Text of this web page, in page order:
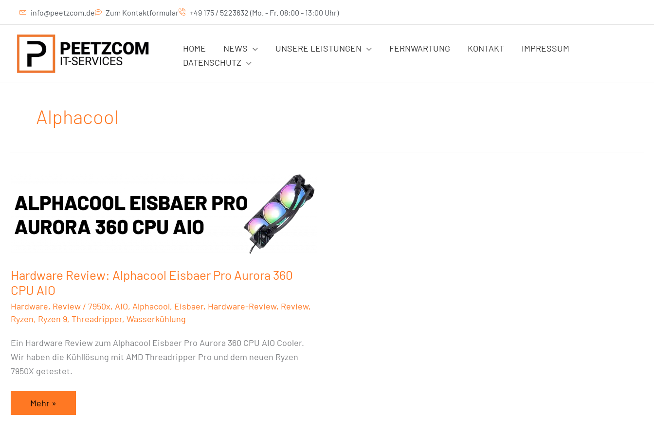
springen
info@peetzcom.de Zum Kontaktformular +49 175 / 5223632 (Mo. - Fr. 08:00 - 13:00 Uhr)
HOME NEWS UNSERE LEISTUNGEN FERNWARTUNG KONTAKT
IMPRESSUM
DATENSCHUTZ
Alphacool
Hardware Review: Alphacool Eisbaer Pro Aurora 360
CPU AIO
Hardware, Review/ 7950x, AIO, Alphacool, Eisbaer, Hardware-Review, Review,
Ryzen, Ryzen 9, Threadripper, Wasserkühlung
Ein Hardware Review zum Alphacool Eisbaer Pro Aurora 360 CPU AIO Cooler.
Wir haben die Kühllösung mit AMD Threadripper Pro und dem neuen Ryzen
7950X getestet.
Review:
Alphacool
Eisbaer
Pro
CPU
AIO
Mehr »